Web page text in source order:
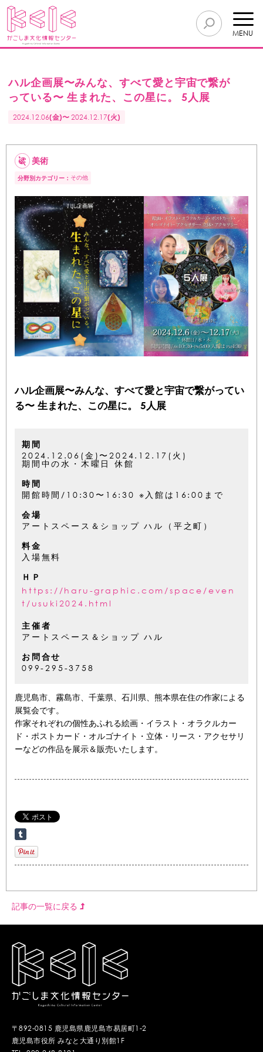
MENU
ハル企画展〜みんな、すべて愛と宇宙で繋が
っている〜 生まれた、この星に。 5人展
2024.12.06(金)〜2024.12.17(火)
美術
分野別カテゴリー： その他
ハル企画展〜みんな、すべて愛と宇宙で繋がってい
る〜 生まれた、この星に。 5人展
期間
2024.12.06(金)〜2024.12.17(火)
期間中の水・木曜日 休館
時間
開館時間/10:30〜16:30 ※入館は16:00まで
会場
アートスペース＆ショップ ハル（平之町）
料金
入場無料
ＨＰ
https://haru-graphic.com/space/even
t/usuki2024.html
主催者
アートスペース＆ショップ ハル
お問合せ
099-295-3758
鹿児島市、霧島市、千葉県、石川県、熊本県在住の作家による
展覧会です。
作家それぞれの個性あふれる絵画・イラスト・オラクルカー
ド・ポストカード・オルゴナイト・立体・リース・アクセサリ
ーなどの作品を展示＆販売いたします。
記事の一覧に戻る
〒892-0815 鹿児島県鹿児島市易居町1-2
鹿児島市役所 みなと大通り別館1F